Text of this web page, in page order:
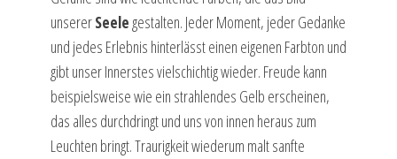
unsererSeelegestalten. Jeder Moment, jeder Gedanke
und jedes Erlebnis hinterlässt einen eigenen Farbton und
gibt unser Innerstes vielschichtig wieder. Freude kann
beispielsweise wie ein strahlendes Gelb erscheinen,
das alles durchdringt und uns von innen heraus zum
Leuchten bringt. Traurigkeit wiederum malt sanfte